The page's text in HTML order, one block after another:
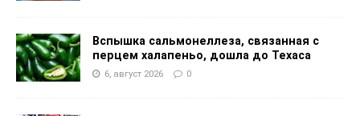
Вспышка сальмонеллеза, связанная с
перцем халапеньо, дошла до Техаса
6, август 2026 0